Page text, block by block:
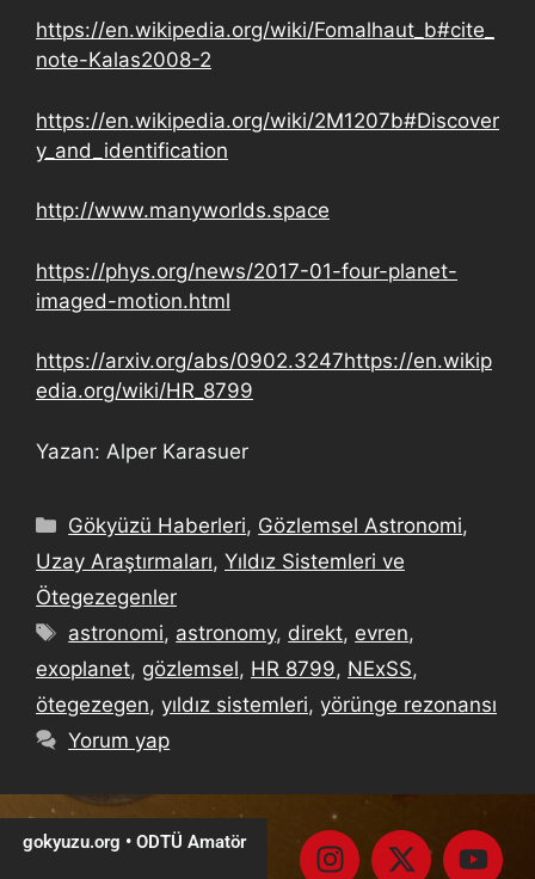
https://en.wikipedia.org/wiki/Fomalhaut_b#cite_
note-Kalas2008-2
https://en.wikipedia.org/wiki/2M1207b#Discover
y_and_identification
http://www.manyworlds.space
https://phys.org/news/2017-01-four-planet-
imaged-motion.html
https://arxiv.org/abs/0902.3247https://en.wikip
edia.org/wiki/HR_8799
Yazan: Alper Karasuer
Gökyüzü Haberleri, Gözlemsel Astronomi,
Uzay Araştırmaları, Yıldız Sistemleri ve
Ötegezegenler
astronomi, astronomy, direkt, evren,
exoplanet, gözlemsel, HR 8799, NExSS,
ötegezegen, yıldız sistemleri, yörünge rezonansı
Yorum yap
gokyuzu.org • ODTÜ Amatör